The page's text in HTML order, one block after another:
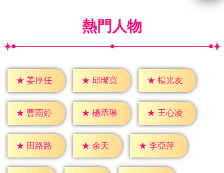
熱門人物
★ 姜厚任 ★ 邱瓈寬 ★ 楊光友
★ 曹雨婷 ★ 楊丞琳 ★ 王心凌
★ 田路路 ★ 余天 ★ 李亞萍